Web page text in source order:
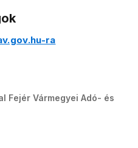
ra
Fejér Vármegyei Adó- és